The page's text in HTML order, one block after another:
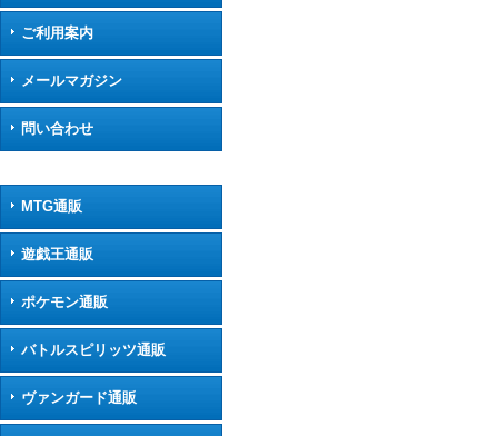
ご利用案内
メールマガジン
問い合わせ
MTG通販
遊戯王通販
ポケモン通販
バトルスピリッツ通販
ヴァンガード通販